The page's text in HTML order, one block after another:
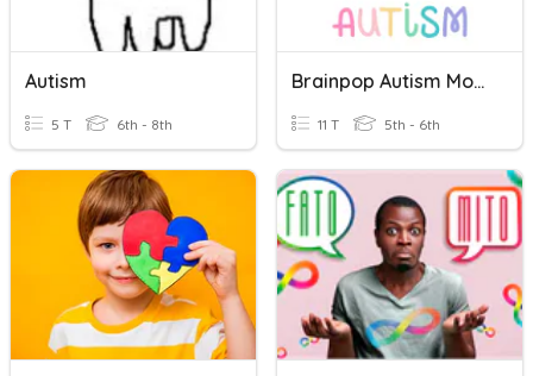
Autism
5 T 6th - 8th
Brainpop Autism Movie Quiz
11 T 5th - 6th